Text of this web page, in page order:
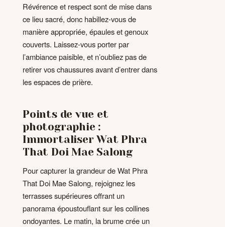
Révérence et respect sont de mise dans
ce lieu sacré, donc habillez-vous de
manière appropriée, épaules et genoux
couverts. Laissez-vous porter par
l’ambiance paisible, et n’oubliez pas de
retirer vos chaussures avant d’entrer dans
les espaces de prière.
Points de vue et
photographie :
Immortaliser Wat Phra
That Doi Mae Salong
Pour capturer la grandeur de Wat Phra
That Doi Mae Salong, rejoignez les
terrasses supérieures offrant un
panorama époustouflant sur les collines
ondoyantes. Le matin, la brume crée un